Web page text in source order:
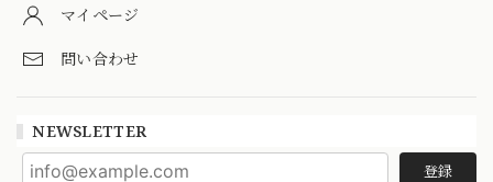
マイページ
問い合わせ
NEWSLETTER
登録